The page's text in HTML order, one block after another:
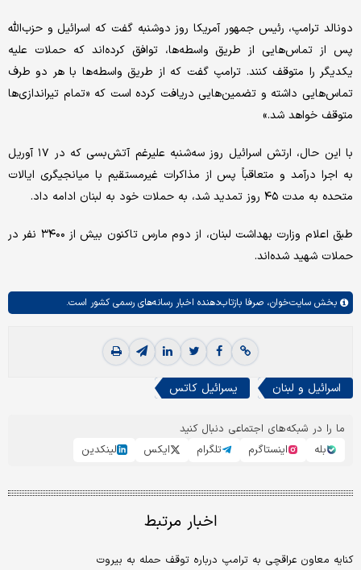
دونالد ترامپ، رئیس جمهور آمریکا روز دوشنبه گفت که اسرائیل و حزب‌الله
پس از تماس‌هایی از طریق واسطه‌ها، توافق کرده‌اند که حملات علیه
یکدیگر را متوقف کنند. ترامپ گفت که از طریق واسطه‌ها با هر دو طرف
تماس‌هایی داشته و تضمین‌هایی دریافت کرده است که «تمام تیراندازی‌ها
متوقف خواهد شد.»
با این حال، ارتش اسرائیل روز سه‌شنبه علیرغم آتش‌بسی که در ۱۷ آوریل
به اجرا درآمد و متعاقباً پس از مذاکرات غیرمستقیم با میانجیگری ایالات
متحده به مدت ۴۵ روز تمدید شد، به حملات خود به لبنان ادامه داد.
طبق اعلام وزارت بهداشت لبنان، از دوم مارس تاکنون بیش از ۳۴۰۰ نفر در
حملات شهید شده‌اند.
بخش سایت‌خوان، صرفا بازتاب‌دهنده اخبار رسانه‌های رسمی کشور است.
اسرائیل و لبنان یسرائیل کاتس
ما را در شبکه‌های اجتماعی دنبال کنید
بله
اینستاگرم تلگرام ایکس لینکدین
اخبار مرتبط
کنایه معاون عراقچی به ترامپ درباره توقف حمله به بیروت